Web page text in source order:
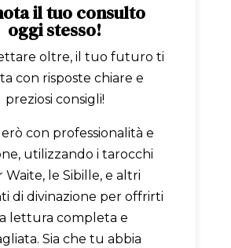
il tuo consulto
oggi stesso!
oltre, il tuo futuro ti
con risposte chiare e
preziosi consigli!
con professionalità e
utilizzando i tarocchi
Waite, le Sibille, e altri
di divinazione per offrirti
lettura completa e
Sia che tu abbia